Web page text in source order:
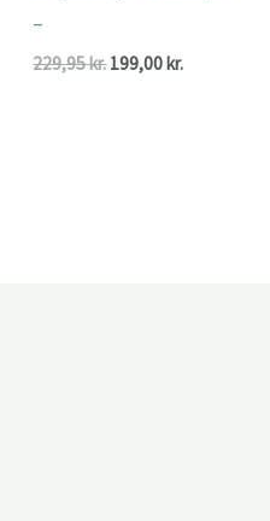
–
229,95kr.Den
199,00 kr.Den